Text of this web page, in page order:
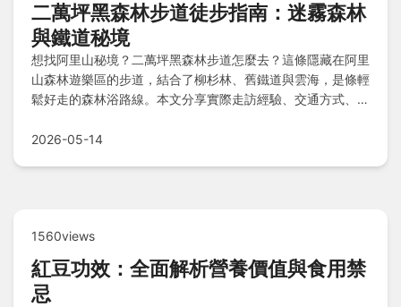
二萬坪黑森林步道徒步指南：迷霧森林
與鐵道秘境
想找阿里山秘境？二萬坪黑森林步道怎麼去？這條隱藏在阿里
山森林遊樂區的步道，結合了柳杉林、舊鐵道與雲海，是條輕
鬆好走的森林浴路線。本文分享實際走訪經驗、交通方式、必
2026-05-14
1560views
紅豆功效：全面解析營養價值與食用禁
忌